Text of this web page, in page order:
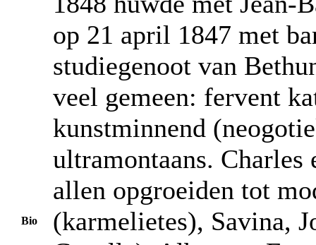
Bio
op 21 april 1847 met
studiegenoot van
veel gemeen: fervent
kunstminnend
ultramontaans.
allen opgroeiden tot
(karmelietes), Savina,